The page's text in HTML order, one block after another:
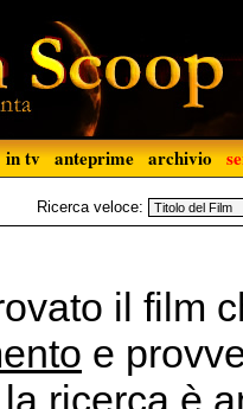
in tv anteprime archivio
Ricerca veloce:
il film
e
ricerca è